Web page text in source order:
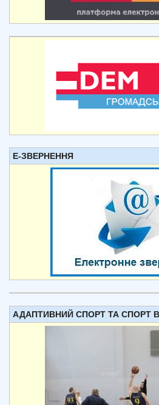
Е-ЗВЕРНЕННЯ
АДАПТИВНИЙ СПОРТ ТА СПОРТ